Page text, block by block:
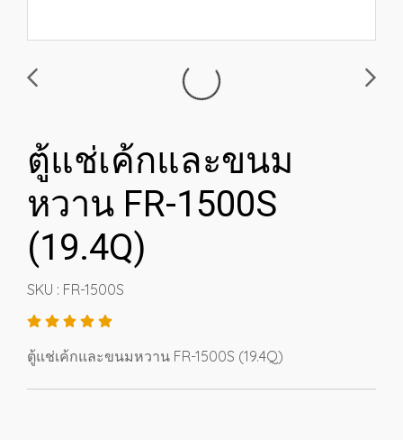
ตู้แช่เค้กและขนม
หวาน FR-1500S
(19.4Q)
SKU : FR-1500S
ตู้แช่เค้กและขนมหวาน FR-1500S (19.4Q)